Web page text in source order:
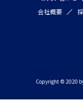
会社概要
Copyright © 2020